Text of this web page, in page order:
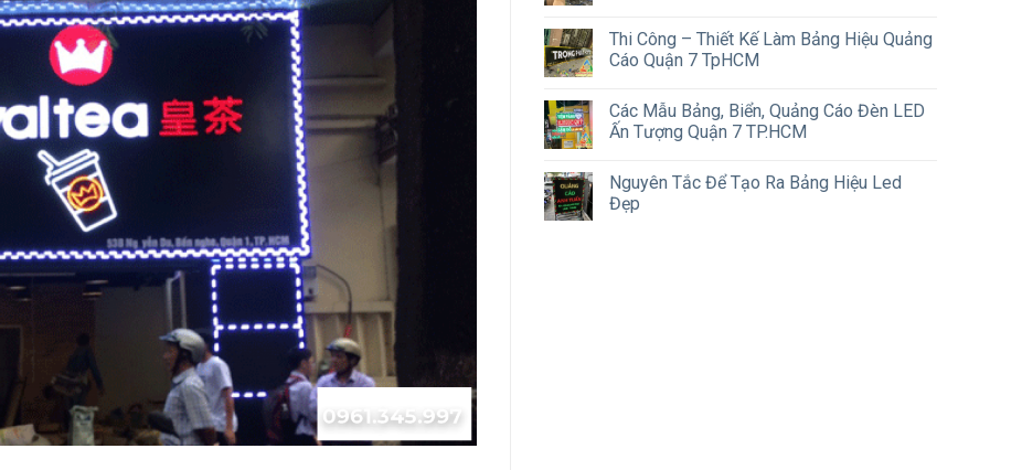
Thi Công – Thiết Kế Làm Bảng Hiệu Quảng
Cáo Quận 7 TpHCM
Các Mẫu Bảng, Biển, Quảng Cáo Đèn LED
Ấn Tượng Quận 7 TP.HCM
Nguyên Tắc Để Tạo Ra Bảng Hiệu Led
Đẹp